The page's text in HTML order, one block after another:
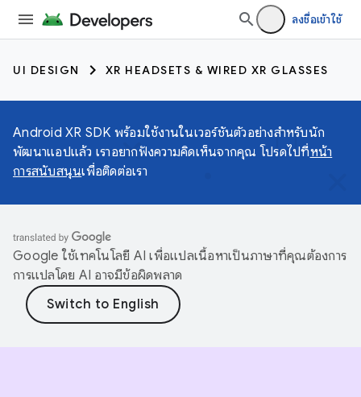
ลงชื่อเข้าใช้
UI DESIGN XR HEADSETS & WIRED XR GLASSES
Android XR SDK พร้อมใช้งานในเวอร์ชันตัวอย่างสำหรับนัก
พัฒนาแอปแล้ว เราอยากฟังความคิดเห็นจากคุณ โปรดไปที่หน้า
การสนับสนุนเพื่อติดต่อเรา
Google ใช้เทคโนโลยี AI เพื่อแปลเนื้อหาเป็นภาษาที่คุณต้องการ
การแปลโดย AI อาจมีข้อผิดพลาด